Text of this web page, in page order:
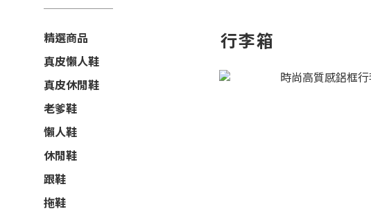
精選商品
真皮懶人鞋
真皮休閒鞋
老爹鞋
懶人鞋
休閒鞋
跟鞋
拖鞋
行李箱